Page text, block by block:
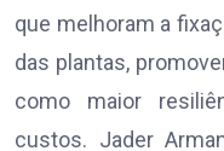
que melhoram a
das plantas,
como maior
custos. Jader